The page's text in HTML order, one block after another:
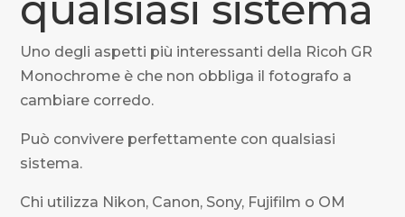
Uno degli aspetti più interessanti della Ricoh GR
Monochrome è che non obbliga il fotografo a
cambiare corredo.
Può convivere perfettamente con qualsiasi
sistema.
Chi utilizza Nikon, Canon, Sony, Fujifilm o OM